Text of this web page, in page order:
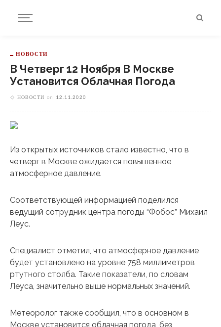
НОВОСТИ
В Четверг 12 Ноября В Москве
Установится Облачная Погода
НОВОСТИ on 12.11.2020
Из открытых источников стало известно, что в
четверг в Москве ожидается повышенное
атмосферное давление.
Соответствующей информацией поделился
ведущий сотрудник центра погоды “Фобос” Михаил
Леус.
Специалист отметил, что атмосферное давление
будет установлено на уровне 758 миллиметров
ртутного столба. Такие показатели, по словам
Леуса, значительно выше нормальных значений.
Метеоролог также сообщил, что в основном в
Москве установится облачная погода, без